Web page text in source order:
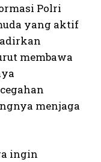
Polri
yang aktif
membawa
menjaga
ingin